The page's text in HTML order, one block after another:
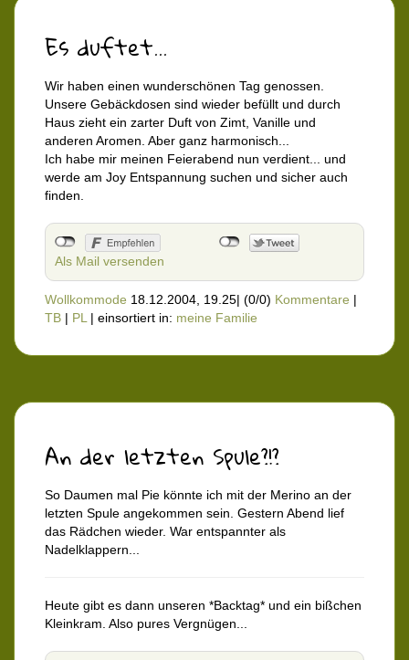
Es duftet...
Wir haben einen wunderschönen Tag genossen.
Unsere Gebäckdosen sind wieder befüllt und durch
Haus zieht ein zarter Duft von Zimt, Vanille und
anderen Aromen. Aber ganz harmonisch...
Ich habe mir meinen Feierabend nun verdient... und
werde am Joy Entspannung suchen und sicher auch
finden.
Als Mail versenden
Wollkommode 18.12.2004, 19.25| (0/0) Kommentare |
TB | PL | einsortiert in: meine Familie
An der letzten Spule?!?
So Daumen mal Pie könnte ich mit der Merino an der
letzten Spule angekommen sein. Gestern Abend lief
das Rädchen wieder. War entspannter als
Nadelklappern...
Heute gibt es dann unseren *Backtag* und ein bißchen
Kleinkram. Also pures Vergnügen...